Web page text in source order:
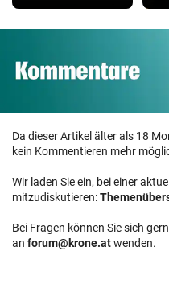
Da dieser Artikel älter als 18
kein Kommentieren mehr
Wir laden Sie ein, bei einer
mitzudiskutieren:
Bei Fragen können Sie sich
an forum@krone.atwenden.